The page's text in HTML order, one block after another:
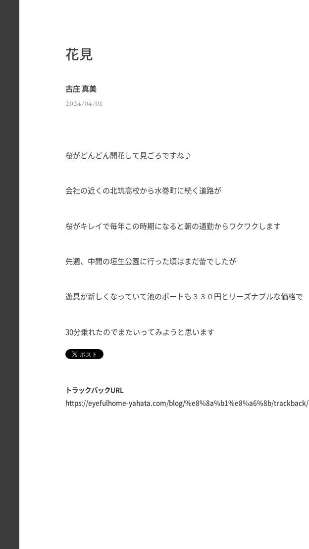
花見
古庄 真美
2024/04/01
桜がどんどん開花して見ごろですね♪
会社の近くの北筑高校から水巻町に続く道路が
桜がキレイで毎年この時期になると朝の通勤からワクワクします
先週、中間の垣生公園に行った頃はまだ蕾でしたが
遊具が新しくなっていて池のボートも３３０円とリーズナブルな価格で
30分乗れたのでまたいってみようと思います
トラックバックURL
https://eyefulhome-yahata.com/blog/%e8%8a%b1%e8%a6%8b/trackback/